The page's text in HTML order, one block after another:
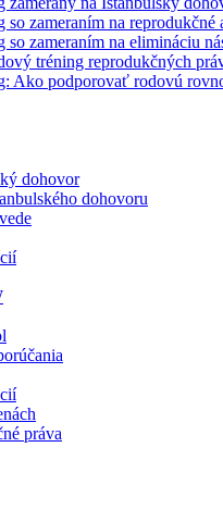
zameraním na reprodukčné
so zameraním na elimináciu
tréning reprodukčných
Ako podporovať rodovú
dohovor
dohovoru
práva